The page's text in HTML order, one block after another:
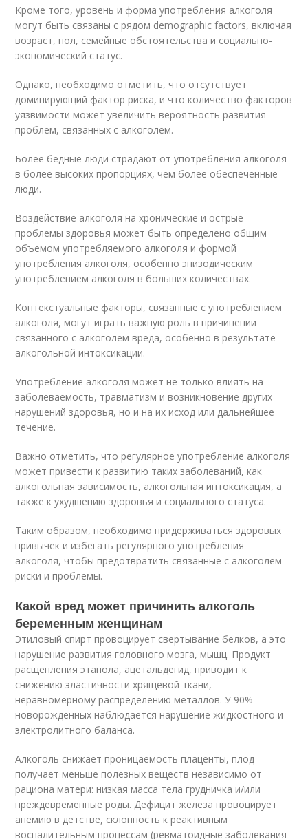
Кроме того, уровень и форма употребления алкоголя
могут быть связаны с рядом demographic factors, включая
возраст, пол, семейные обстоятельства и социально-
экономический статус.
Однако, необходимо отметить, что отсутствует
доминирующий фактор риска, и что количество факторов
уязвимости может увеличить вероятность развития
проблем, связанных с алкоголем.
Более бедные люди страдают от употребления алкоголя
в более высоких пропорциях, чем более обеспеченные
люди.
Воздействие алкоголя на хронические и острые
проблемы здоровья может быть определено общим
объемом употребляемого алкоголя и формой
употребления алкоголя, особенно эпизодическим
употреблением алкоголя в больших количествах.
Контекстуальные факторы, связанные с употреблением
алкоголя, могут играть важную роль в причинении
связанного с алкоголем вреда, особенно в результате
алкогольной интоксикации.
Употребление алкоголя может не только влиять на
заболеваемость, травматизм и возникновение других
нарушений здоровья, но и на их исход или дальнейшее
течение.
Важно отметить, что регулярное употребление алкоголя
может привести к развитию таких заболеваний, как
алкогольная зависимость, алкогольная интоксикация, а
также к ухудшению здоровья и социального статуса.
Таким образом, необходимо придерживаться здоровых
привычек и избегать регулярного употребления
алкоголя, чтобы предотвратить связанные с алкоголем
риски и проблемы.
Какой вред может причинить алкоголь
беременным женщинам
Этиловый спирт провоцирует свертывание белков, а это
нарушение развития головного мозга, мышц. Продукт
расщепления этанола, ацетальдегид, приводит к
снижению эластичности хрящевой ткани,
неравномерному распределению металлов. У 90%
новорожденных наблюдается нарушение жидкостного и
электролитного баланса.
Алкоголь снижает проницаемость плаценты, плод
получает меньше полезных веществ независимо от
рациона матери: низкая масса тела грудничка и/или
преждевременные роды. Дефицит железа провоцирует
анемию в детстве, склонность к реактивным
воспалительным процессам (ревматоидные заболевания